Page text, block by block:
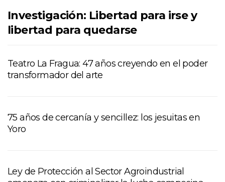
Investigación: Libertad para irse y
libertad para quedarse
Teatro La Fragua: 47 años creyendo en el poder
transformador del arte
75 años de cercanía y sencillez: los jesuitas en
Yoro
Ley de Protección al Sector Agroindustrial